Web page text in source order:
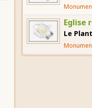
Eglise
Le